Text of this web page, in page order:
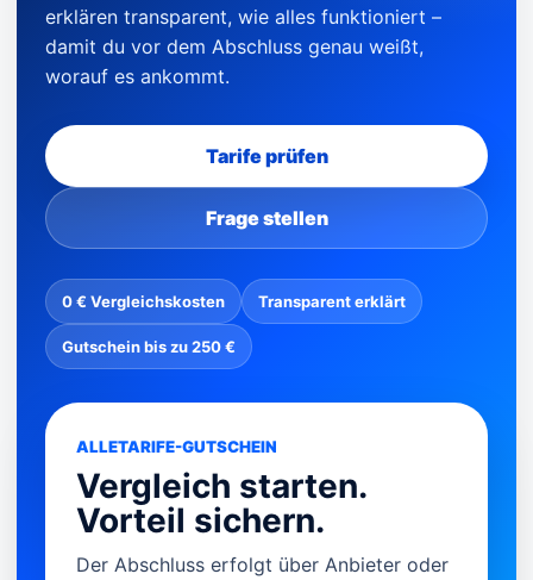
erklären transparent, wie alles funktioniert –
damit du vor dem Abschluss genau weißt,
worauf es ankommt.
Tarife prüfen
Frage stellen
0 € Vergleichskosten Transparent erklärt
Gutschein bis zu 250 €
ALLETARIFE-GUTSCHEIN
Vergleich starten.
Vorteil sichern.
Der Abschluss erfolgt über Anbieter oder